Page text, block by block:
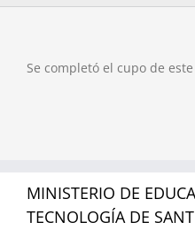
Se completó el cupo de
MINISTERIO DE
TECNOLOGÍA DE